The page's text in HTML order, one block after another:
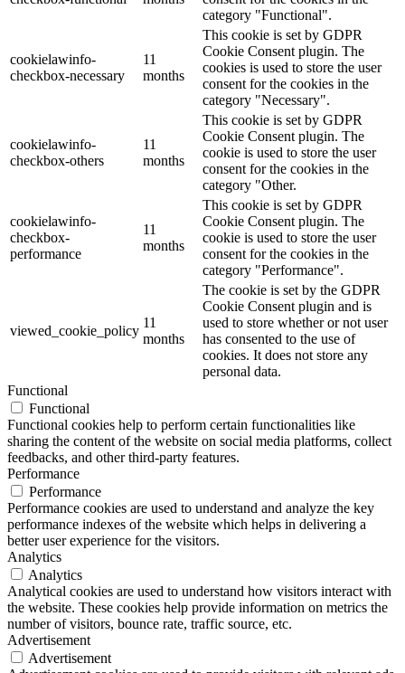
category "Functional".
cookielawinfo-
checkbox-necessary
11
months
This cookie is set by GDPR
Cookie Consent plugin. The
cookies is used to store the user
consent for the cookies in the
category "Necessary".
cookielawinfo-
checkbox-others
11
months
This cookie is set by GDPR
Cookie Consent plugin. The
cookie is used to store the user
consent for the cookies in the
category "Other.
cookielawinfo-
checkbox-
performance
11
months
This cookie is set by GDPR
Cookie Consent plugin. The
cookie is used to store the user
consent for the cookies in the
category "Performance".
viewed_cookie_policy
11
months
The cookie is set by the GDPR
Cookie Consent plugin and is
used to store whether or not user
has consented to the use of
cookies. It does not store any
personal data.
Functional
Functional
Functional cookies help to perform certain functionalities like
sharing the content of the website on social media platforms, collect
feedbacks, and other third-party features.
Performance
Performance
Performance cookies are used to understand and analyze the key
performance indexes of the website which helps in delivering a
better user experience for the visitors.
Analytics
Analytics
Analytical cookies are used to understand how visitors interact with
the website. These cookies help provide information on metrics the
number of visitors, bounce rate, traffic source, etc.
Advertisement
Advertisement